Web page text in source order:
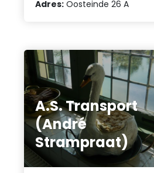
Adres: Oosteinde 26 A
A.S. Transport
(André
Strampraat)